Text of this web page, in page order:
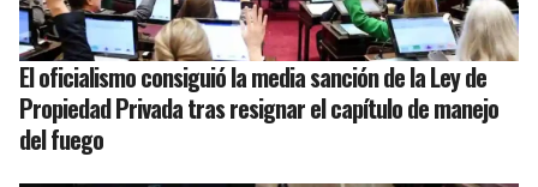
El oficialismo consiguió la media sanción de la Ley de
Propiedad Privada tras resignar el capítulo de manejo
del fuego